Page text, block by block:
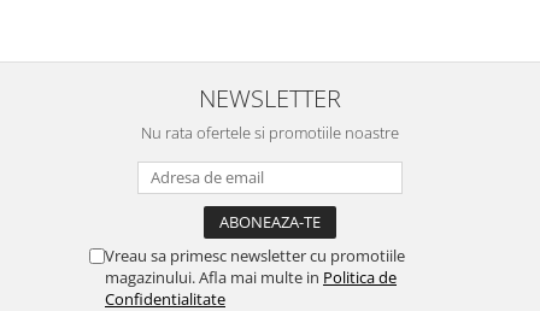
NEWSLETTER
Nu rata ofertele si promotiile noastre
Vreau sa primesc newsletter cu promotiile
magazinului. Afla mai multe in Politica de
Confidentialitate